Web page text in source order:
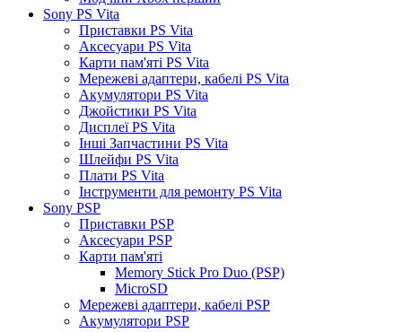
Sony PS Vita
Приставки PS Vita
Аксесуари PS Vita
Карти пам'яті PS Vita
Мережеві адаптери, кабелі PS Vita
Акумулятори PS Vita
Джойстики PS Vita
Дисплеї PS Vita
Інші Запчастини PS Vita
Шлейфи PS Vita
Плати PS Vita
Інструменти для ремонту PS Vita
Sony PSP
Приставки PSP
Аксесуари PSP
Карти пам'яті
Memory Stick Pro Duo (PSP)
MicroSD
Мережеві адаптери, кабелі PSP
Акумулятори PSP